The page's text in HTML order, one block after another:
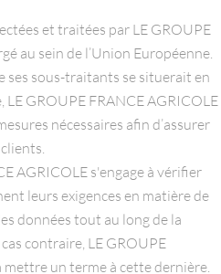
et traitées par LE GROUPE
au sein de l’Union Européenne.
ses sous-traitants se situerait en
GROUPE FRANCE AGRICOLE
nécessaires afin d’assurer
AGRICOLE s'engage à vérifier
leurs exigences en matière de
données tout au long de la
contraire, LE GROUPE
mettre un terme à cette dernière.